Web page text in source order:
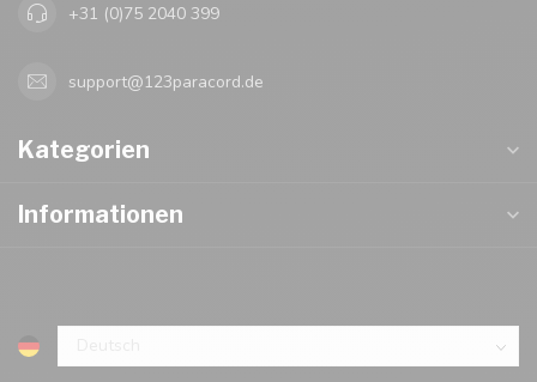
+31 (0)75 2040 399
support@123paracord.de
Kategorien
Informationen